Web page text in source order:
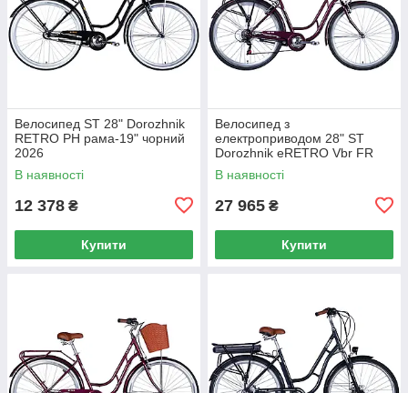
Велосипед ST 28" Dorozhnik
RETRO PH рама-19" чорний
2026
В наявності
12 378 ₴
Купити
Велосипед з
електроприводом 28" ST
Dorozhnik eRETRO Vbr FR
рама-19" 36B 13А*г 500Вт
малиновий 2026
В наявності
27 965 ₴
Купити